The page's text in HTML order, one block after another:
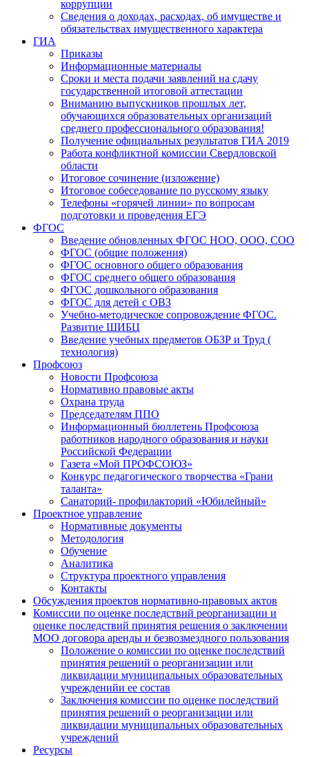
коррупции
Сведения о доходах, расходах, об имуществе и
обязательствах имущественного характера
ГИА
Приказы
Информационные материалы
Сроки и места подачи заявлений на сдачу
государственной итоговой аттестации
Вниманию выпускников прошлых лет,
обучающихся образовательных организаций
среднего профессионального образования!
Получение официальных результатов ГИА 2019
Работа конфликтной комиссии Свердловской
области
Итоговое сочинение (изложение)
Итоговое собеседование по русскому языку
Телефоны «горячей линии» по вопросам
подготовки и проведения ЕГЭ
ФГОС
Введение обновленных ФГОС НОО, ООО, СОО
ФГОС (общие положения)
ФГОС основного общего образования
ФГОС среднего общего образования
ФГОС дошкольного образования
ФГОС для детей с ОВЗ
Учебно-методическое сопровождение ФГОС.
Развитие ШИБЦ
Введение учебных предметов ОБЗР и Труд (
технология)
Профсоюз
Новости Профсоюза
Нормативно правовые акты
Охрана труда
Председателям ППО
Информационный бюллетень Профсоюза
работников народного образования и науки
Российской Федерации
Газета «Мой ПРОФСОЮЗ»
Конкурс педагогического творчества «Грани
таланта»
Санаторий- профилакторий «Юбилейный»
Проектное управление
Нормативные документы
Методология
Обучение
Аналитика
Структура проектного управления
Контакты
Обсуждения проектов нормативно-правовых актов
Комиссии по оценке последствий реорганизации и
оценке последствий принятия решения о заключении
МОО договора аренды и безвозмездного пользования
Положение о комиссии по оценке последствий
принятия решений о реорганизации или
ликвидации муниципальных образовательных
учрежденийи ее состав
Заключения комиссии по оценке последствий
принятия решений о реорганизации или
ликвидации муниципальных образовательных
учреждений
Ресурсы